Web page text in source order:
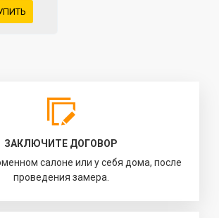
ЗАКЛЮЧИТЕ ДОГОВОР
салоне или у себя дома, после
проведения замера.